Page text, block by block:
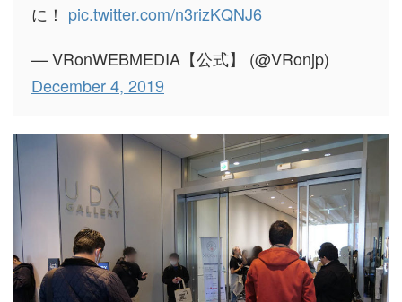
に！ pic.twitter.com/n3rizKQNJ6
— VRonWEBMEDIA【公式】 (@VRonjp)
December 4, 2019